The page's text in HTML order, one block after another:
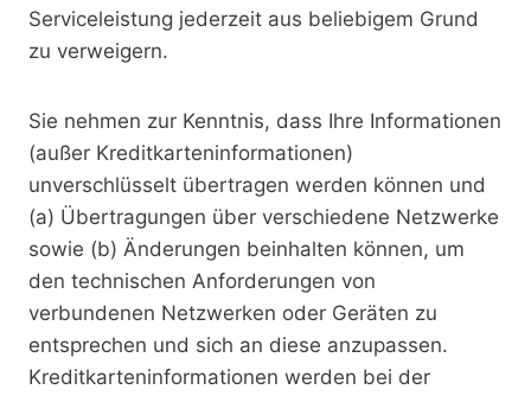
Serviceleistung jederzeit aus beliebigem Grund
zu verweigern.
Sie nehmen zur Kenntnis, dass Ihre Informationen
(außer Kreditkarteninformationen)
unverschlüsselt übertragen werden können und
(a) Übertragungen über verschiedene Netzwerke
sowie (b) Änderungen beinhalten können, um
den technischen Anforderungen von
verbundenen Netzwerken oder Geräten zu
entsprechen und sich an diese anzupassen.
Kreditkarteninformationen werden bei der